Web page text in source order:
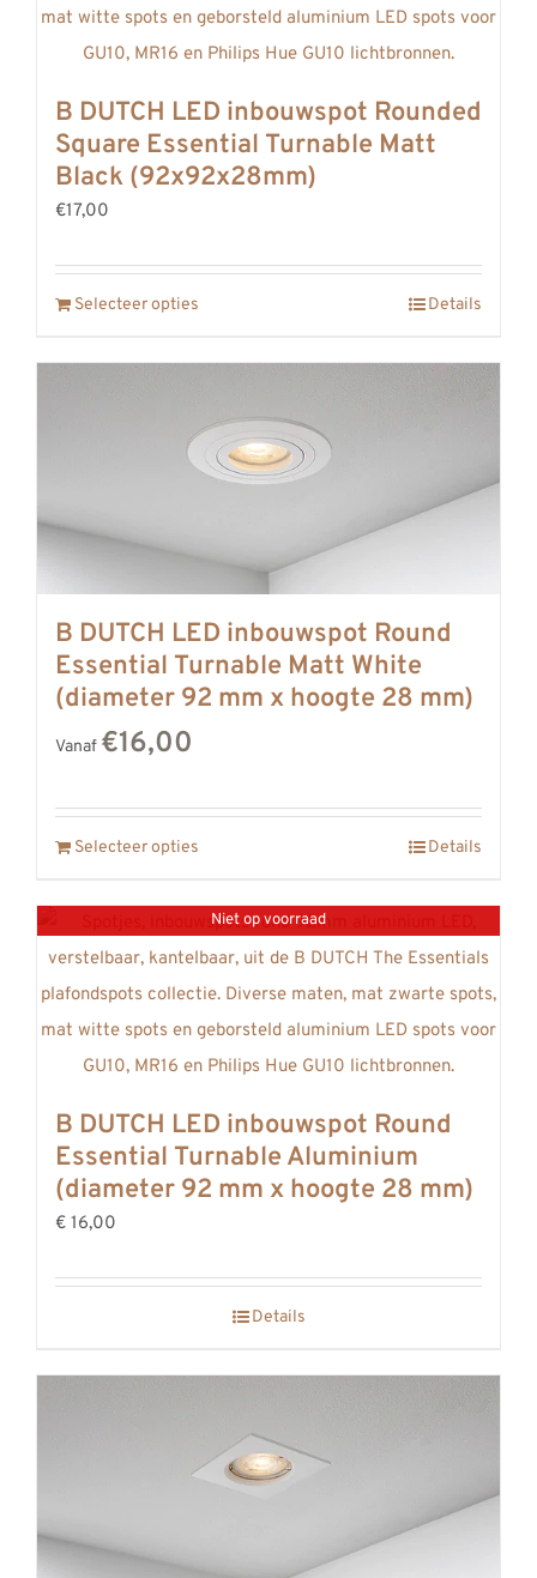
B DUTCH LED inbouwspot Rounded
Square Essential Turnable Matt
Black (92x92x28mm)
€17,00
Selecteer opties Details
B DUTCH LED inbouwspot Round
Essential Turnable Matt White
(diameter 92 mm x hoogte 28 mm)
Vanaf €16,00
Selecteer opties Details
Niet op voorraad
B DUTCH LED inbouwspot Round
Essential Turnable Aluminium
(diameter 92 mm x hoogte 28 mm)
€ 16,00
Details